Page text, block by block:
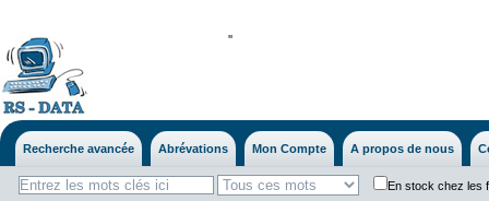
''
Recherche avancée Abrévations Mon Compte A propos de nous
En stock chez les